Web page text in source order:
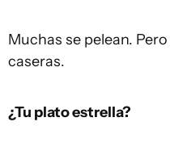
Muchas se pelean.
caseras.
¿Tu plato estrella?